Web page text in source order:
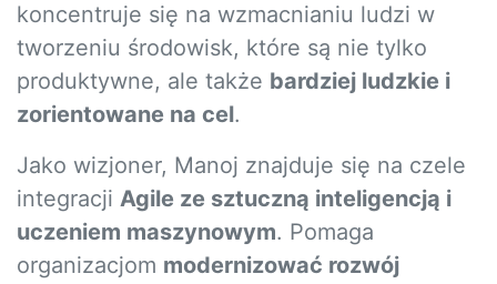
koncentruje się na wzmacnianiu ludzi w
tworzeniu środowisk, które są nie tylko
produktywne, ale także bardziej ludzkie i
zorientowane na cel.
Jako wizjoner, Manoj znajduje się na czele
integracji Agile ze sztuczną inteligencją i
uczeniem maszynowym. Pomaga
organizacjom modernizować rozwój